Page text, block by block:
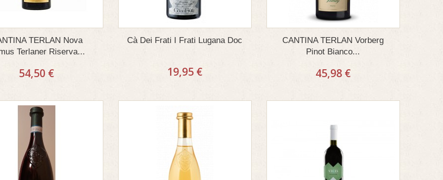
TERLAN Nova
Terlaner Riserva...
54,50 €
Cà Dei Frati I Frati Lugana Doc
19,95 €
CANTINA TERLAN Vorberg
Pinot Bianco...
45,98 €